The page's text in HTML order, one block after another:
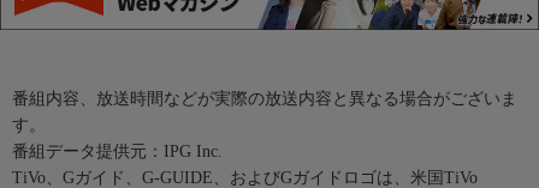
番組内容、放送時間などが実際の放送内容と異なる場合がございま
す。
番組データ提供元：IPG Inc.
TiVo、Gガイド、G-GUIDE、およびGガイドロゴは、米国TiVo